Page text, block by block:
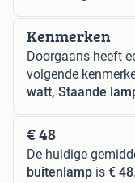
Kenmerken
Doorgaans heeft
volgende
watt, Staande
€ 48
De huidige
buitenlamp is € 48.